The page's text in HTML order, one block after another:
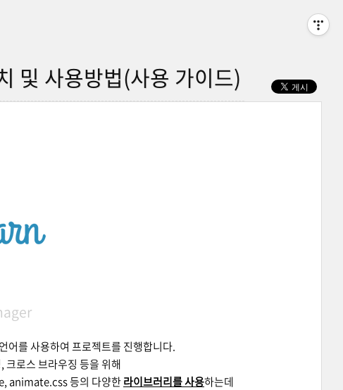
및 사용방법(사용 가이드)
를 사용하여 프로젝트를 진행합니다.
크로스 브라우징 등을 위해
등의 다양한라이브러리를 사용하는데